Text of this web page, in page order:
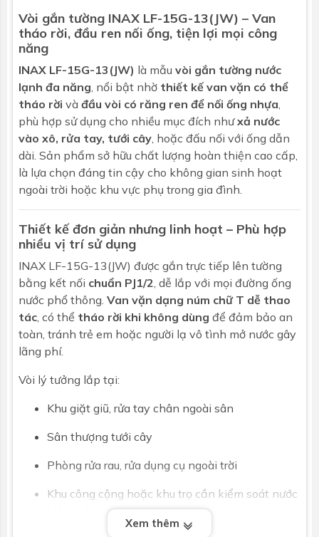
Vòi gắn tường INAX LF-15G-13(JW) – Van
tháo rời, đầu ren nối ống, tiện lợi mọi công
năng
INAX LF-15G-13(JW) là mẫu vòi gắn tường nước
lạnh đa năng , nổi bật nhờ thiết kế van vặn có thể
tháo rời và đầu vòi có răng ren để nối ống nhựa
phù hợp sử dụng cho nhiều mục đích nhưxả nước
vào xô, rửa tay, tưới cây , hoặc đấu nối với ống dẫn
dài. Sản phẩm sở hữu chất lượng hoàn thiện cao cấp,
là lựa chọn đáng tin cậy cho không gian sinh hoạt
ngoài trời hoặc khu vực phụ trong gia đình.
Thiết kế đơn giản nhưng linh hoạt – Phù hợp
nhiều vị trí sử dụng
INAX LF-15G-13(JW) được gắn trực tiếp lên tường
bằng kết nối chuẩn PJ1/2 , dễ lắp với mọi đường ống
nước phổ thông. Van vặn dạng núm chữ T dễ thao
tác , có thể tháo rời khi không dùng để đảm bảo an
toàn, tránh trẻ em hoặc người lạ vô tình mở nước gây
lãng phí.
Vòi lý tưởng lắp tại:
Khu giặt giũ, rửa tay chân ngoài sân
Sân thượng tưới cây
Phòng rửa rau, rửa dụng cụ ngoài trời
Khu công cộng hoặc khu trọ cần kiểm soát nước
Xem thêm